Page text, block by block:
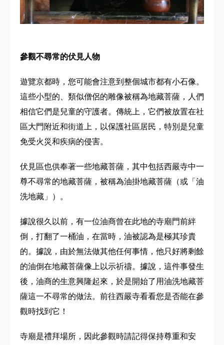
參觀不尋常的伏見人物
遊覽京都時，您可能會注意到整個城市都有小石像。
這些小型的、類似僧侶的雕像被稱為地藏菩薩，人們
相信它們是兒童的守護者。傳統上，它們被放置在社
區大門附近和街道上，以保護社區居民，特別是兒童
免受火災和疾病的侵害。
伏見區也供奉著一些地藏菩薩，其中包括西嚴寺中一
尊不尋常的地藏菩薩，被稱為油掛地藏菩薩（或「油
洗地藏」）。
據說很久以前，有一位油商曾在此地的寺廟門前絆
倒，打翻了一桶油，在當時，油被認為是極其珍貴
的。據說，由於無法做其他任何事情，他只好將剩餘
的油倒在地藏菩薩像上以示祈禱。據說，這件事發生
後，油商的生意興隆起來，於是開始了用油洗地藏菩
薩這一不尋常的做法。前往西嚴寺看看您是否能在參
觀時找到它！
寺廟是禮拜場所，因此參觀時請記得保持尊重和安